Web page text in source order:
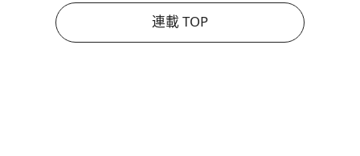
連載 TOP